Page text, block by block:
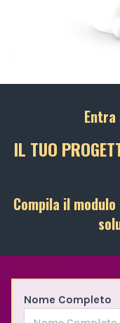
IL TUO
Compila il
Nome Completo